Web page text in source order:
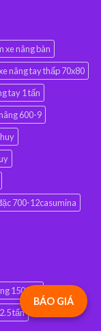
xe nâng bàn
nâng tay thấp 70x80
tay 1 tấn
600-9
700-12casumina
1500kg
tấn
BÁO GIÁ